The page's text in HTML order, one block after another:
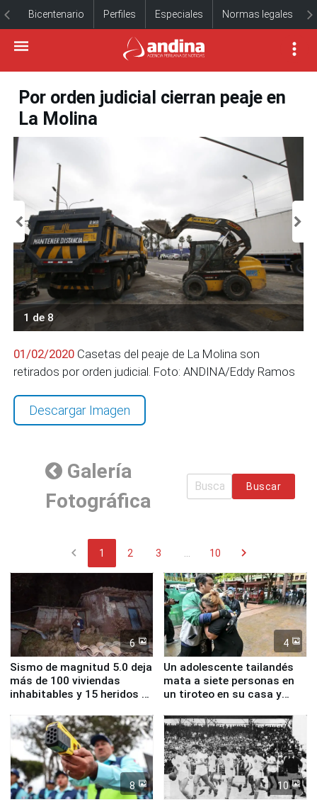
Bicentenario Perfiles Especiales Normas legales
Por orden judicial cierran peaje en
La Molina
1 de 8
01/02/2020 Casetas del peaje de La Molina son
retirados por orden judicial. Foto: ANDINA/Eddy Ramos
Descargar Imagen
Galería
Fotográfica
Buscar
chevron_left 1 2 3 10 chevron_right
6
Sismo de magnitud 5.0 deja
más de 100 viviendas
inhabitables y 15 heridos en
4
Un adolescente tailandés
mata a siete personas en
un tiroteo en su casa y
8 10